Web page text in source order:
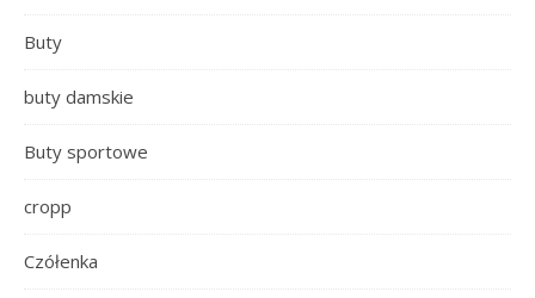
Buty
buty damskie
Buty sportowe
cropp
Czółenka